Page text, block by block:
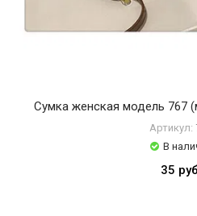
Сумка женская модель 767
Артикул:
В
35